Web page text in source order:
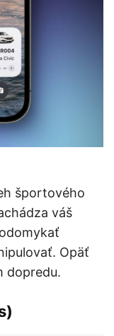
športového
váš
Opäť
dopredu.